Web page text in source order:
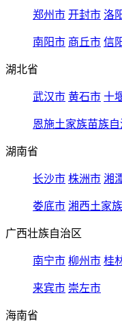
郑州市 开封市 洛
南阳市 商丘市 信
湖北省
武汉市 黄石市 十
恩施土家族苗族自
湖南省
长沙市 株洲市 湘
娄底市 湘西土家
广西壮族自治区
南宁市 柳州市 桂
来宾市 崇左市
海南省